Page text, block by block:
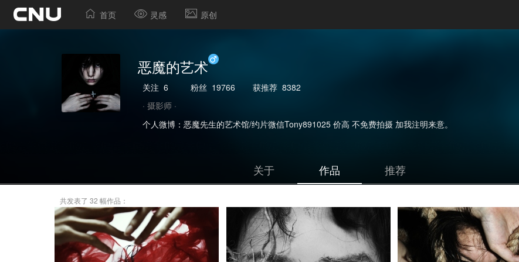
首页 灵感 原创
恶魔的艺术
关注 6 粉丝 19766 获推荐 8382
· 摄影师 ·
个人微博：恶魔先生的艺术馆/约片微信Tony891025 价高 不免费拍摄 加我注明来意。
关于 作品 推荐
共发表了 32 幅作品：